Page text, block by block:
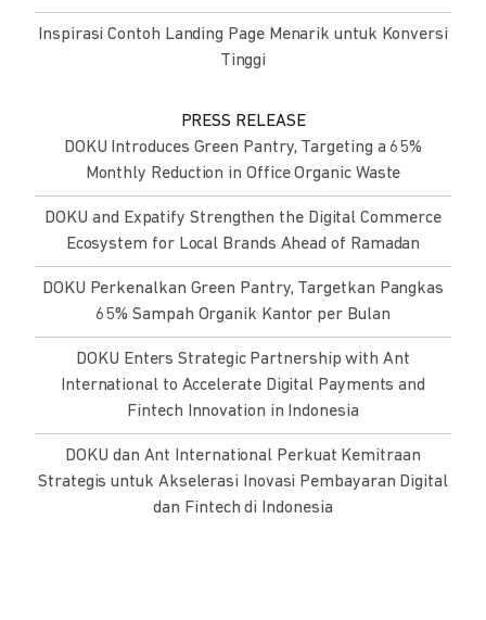
Inspirasi Contoh Landing Page Menarik untuk Konversi
Tinggi
PRESS RELEASE
DOKU Introduces Green Pantry, Targeting a 65%
Monthly Reduction in Office Organic Waste
DOKU and Expatify Strengthen the Digital Commerce
Ecosystem for Local Brands Ahead of Ramadan
DOKU Perkenalkan Green Pantry, Targetkan Pangkas
65% Sampah Organik Kantor per Bulan
DOKU Enters Strategic Partnership with Ant
International to Accelerate Digital Payments and
Fintech Innovation in Indonesia
DOKU dan Ant International Perkuat Kemitraan
Strategis untuk Akselerasi Inovasi Pembayaran Digital
dan Fintech di Indonesia